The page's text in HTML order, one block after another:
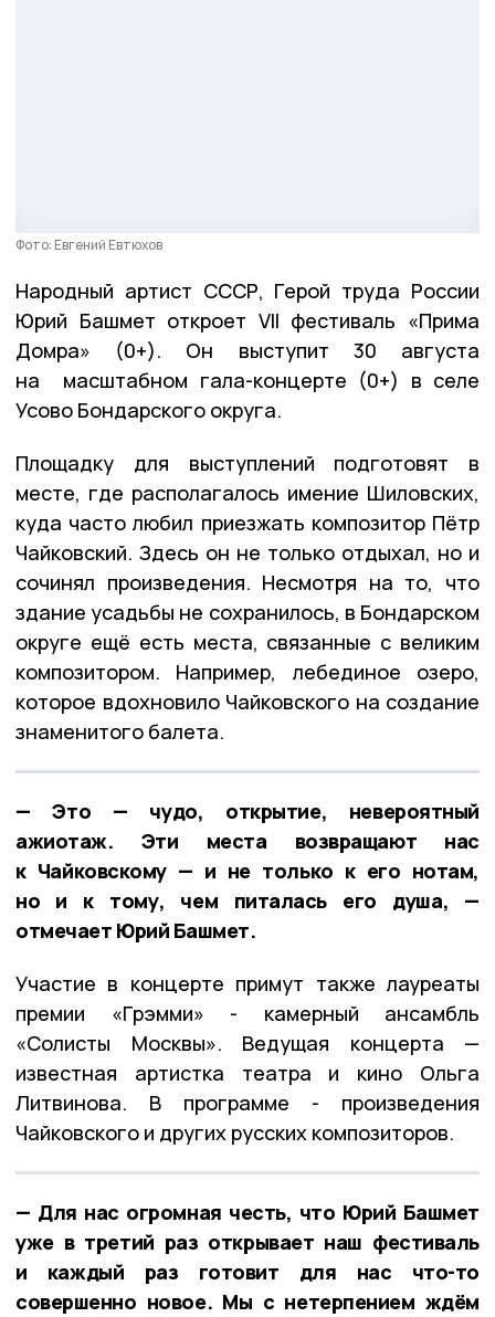
Фото: Евгений Евтюхов
Народный артист СССР, Герой труда России
Юрий Башмет откроет VII фестиваль «Прима
Домра» (0+). Он выступит 30 августа
на масштабном гала-концерте (0+) в селе
Усово Бондарского округа.
Площадку для выступлений подготовят в
месте, где располагалось имение Шиловских,
куда часто любил приезжать композитор Пётр
Чайковский. Здесь он не только отдыхал, но и
сочинял произведения. Несмотря на то, что
здание усадьбы не сохранилось, в Бондарском
округе ещё есть места, связанные с великим
композитором. Например, лебединое озеро,
которое вдохновило Чайковского на создание
знаменитого балета.
— Это — чудо, открытие, невероятный
ажиотаж. Эти места возвращают нас
к Чайковскому — и не только к его нотам,
но и к тому, чем питалась его душа, —
отмечает Юрий Башмет.
Участие в концерте примут также лауреаты
премии «Грэмми» - камерный ансамбль
«Солисты Москвы». Ведущая концерта —
известная артистка театра и кино Ольга
Литвинова. В программе - произведения
Чайковского и других русских композиторов.
— Для нас огромная честь, что Юрий Башмет
уже в третий раз открывает наш фестиваль
и каждый раз готовит для нас что-то
совершенно новое. Мы с нетерпением ждём